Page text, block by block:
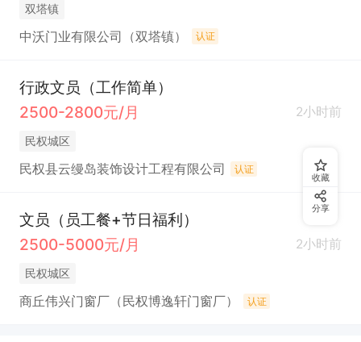
双塔镇
中沃门业有限公司（双塔镇） 认证
行政文员（工作简单）
2500-2800元/月
2小时前
民权城区
民权县云缦岛装饰设计工程有限公司 认证
文员（员工餐+节日福利）
2500-5000元/月
2小时前
民权城区
商丘伟兴门窗厂（民权博逸轩门窗厂） 认证
收藏
分享